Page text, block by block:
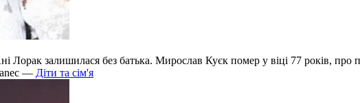
Лорак залишилася без батька. Мирослав Куєк помер у віці 77 років,
— Діти та сім'я